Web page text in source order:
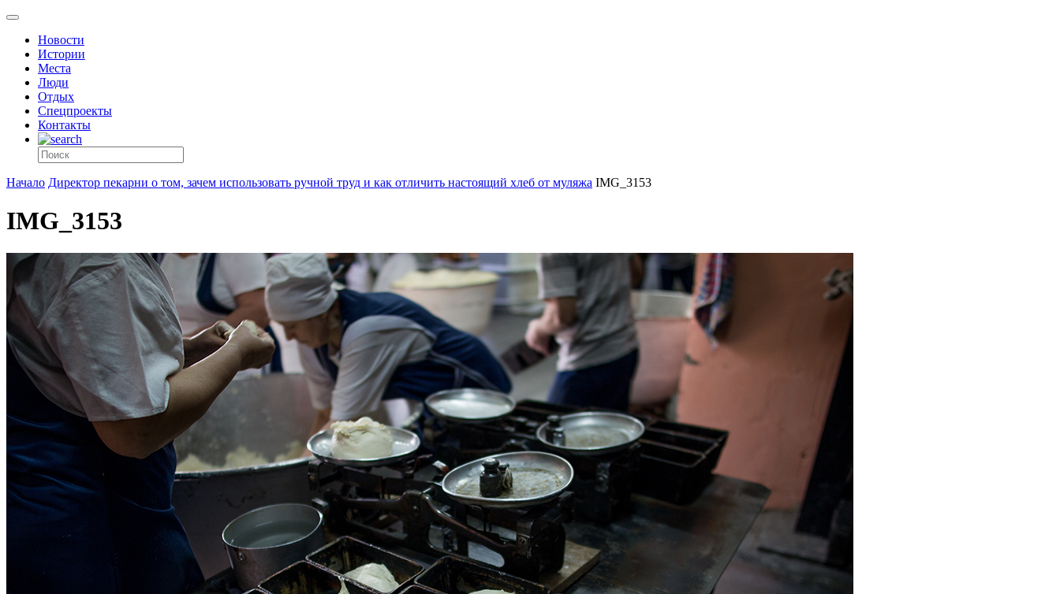
Новости
Истории
Места
Люди
Отдых
Спецпроекты
Контакты
Начало Директор пекарни о том, зачем использовать ручной труд и как отличить настоящий хлеб от муляжа IMG_3153
IMG_3153